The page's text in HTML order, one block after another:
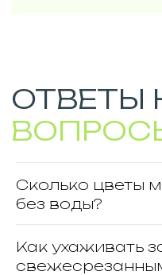
Сколько цветы
без воды?
Как ухаживать